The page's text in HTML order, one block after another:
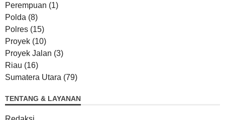
Perempuan (1)
Polda (8)
Polres (15)
Proyek (10)
Proyek Jalan (3)
Riau (16)
Sumatera Utara (79)
TENTANG & LAYANAN